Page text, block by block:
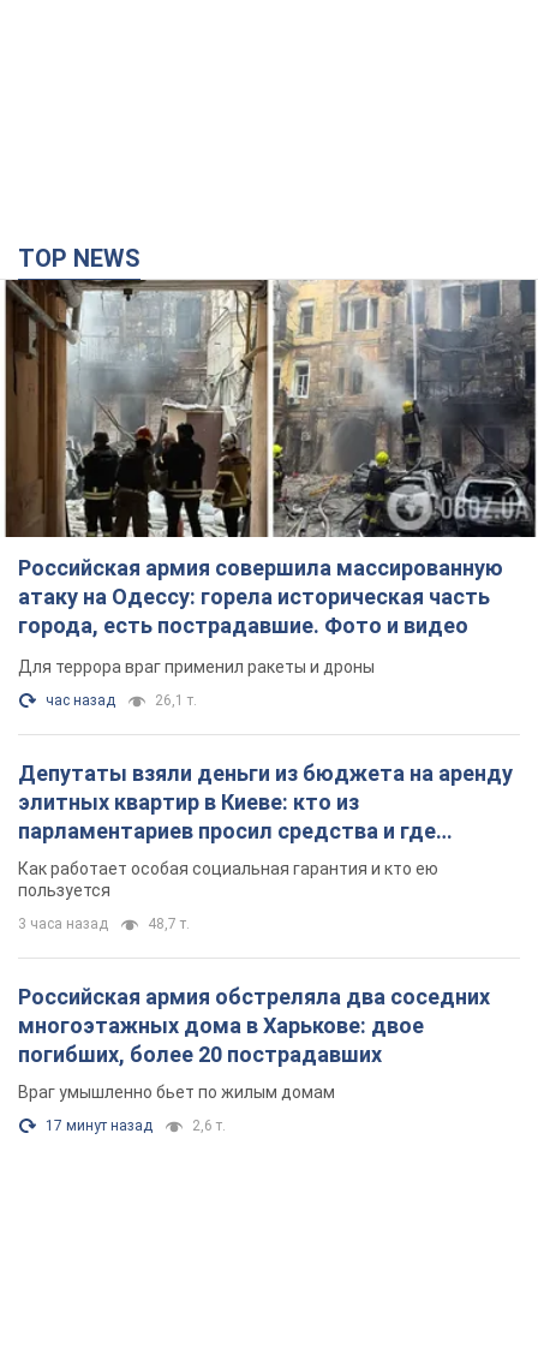
TOP NEWS
Российская армия совершила массированную
атаку на Одессу: горела историческая часть
города, есть пострадавшие. Фото и видео
Для террора враг применил ракеты и дроны
час назад 26,1 т.
Депутаты взяли деньги из бюджета на аренду
элитных квартир в Киеве: кто из
парламентариев просил средства и где
поселился
Как работает особая социальная гарантия и кто ею
пользуется
3 часа назад 48,7 т.
Российская армия обстреляла два соседних
многоэтажных дома в Харькове: двое
погибших, более 20 пострадавших
Враг умышленно бьет по жилым домам
17 минут назад 2,6 т.